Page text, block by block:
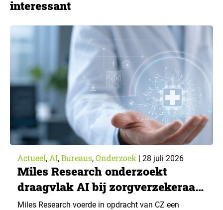
interessant
Actueel, AI, Bureaus, Onderzoek | 28 juli 2026
Miles Research onderzoekt
draagvlak AI bij zorgverzekeraar
CZ
Miles Research voerde in opdracht van CZ een